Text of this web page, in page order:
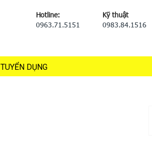
Hotline:
0963.71.5151
Kỹ thuật
0983.84.1516
TUYỂN DỤNG